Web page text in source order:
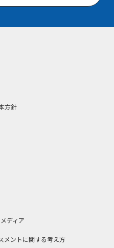
方針
ディア
メントに関する考え方